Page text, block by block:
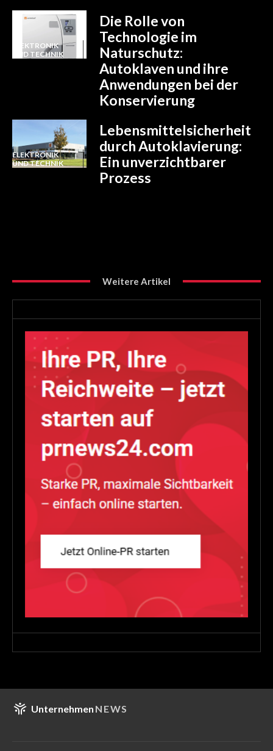
ELEKTRONIK
UND TECHNIK
Die Rolle von
Technologie im
Naturschutz:
Autoklaven und ihre
Anwendungen bei der
Konservierung
ELEKTRONIK
UND TECHNIK
Lebensmittelsicherheit
durch Autoklavierung:
Ein unverzichtbarer
Prozess
Weitere Artikel
Unternehmen NEWS